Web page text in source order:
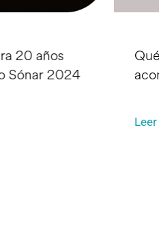
20 años
Sónar 2024